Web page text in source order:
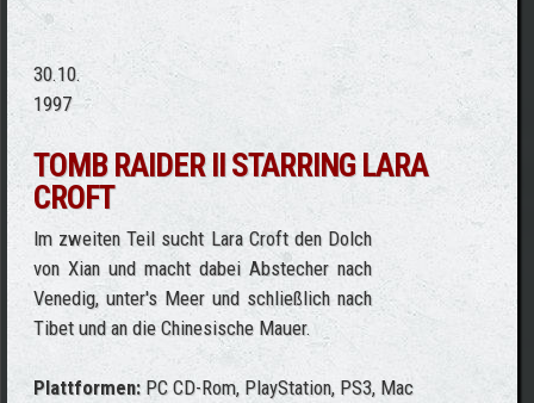
30.10.
1997
TOMB RAIDER II STARRING LARA
CROFT
Im zweiten Teil sucht Lara Croft den Dolch
von Xian und macht dabei Abstecher nach
Venedig, unter's Meer und schließlich nach
Tibet und an die Chinesische Mauer.
Plattformen: PC CD-Rom, PlayStation, PS3, Mac